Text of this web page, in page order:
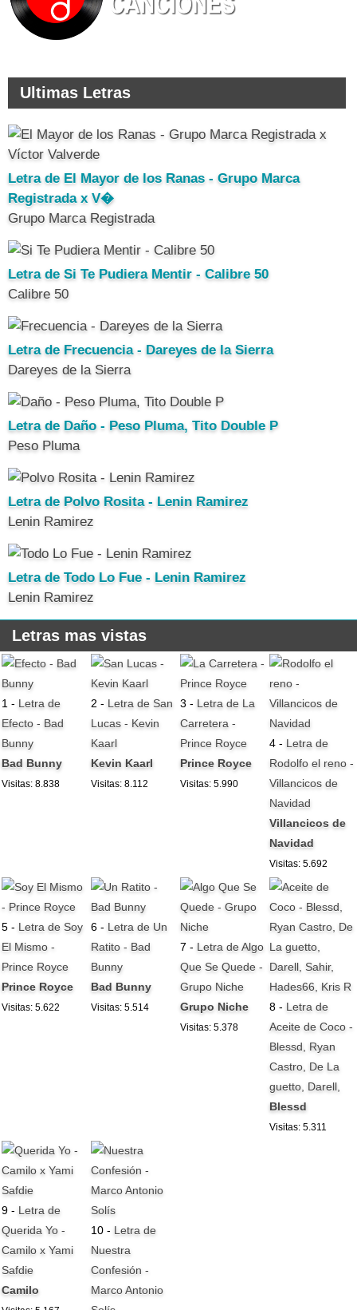
Ultimas Letras
Letra de El Mayor de los Ranas - Grupo Marca
Registrada x V�
Grupo Marca Registrada
Letra de Si Te Pudiera Mentir - Calibre 50
Calibre 50
Letra de Frecuencia - Dareyes de la Sierra
Dareyes de la Sierra
Letra de Daño - Peso Pluma, Tito Double P
Peso Pluma
Letra de Polvo Rosita - Lenin Ramirez
Lenin Ramirez
Letra de Todo Lo Fue - Lenin Ramirez
Lenin Ramirez
Letras mas vistas
1 - Letra de
Efecto - Bad
Bunny
Bad Bunny
Visitas: 8.838
2 - Letra de San
Lucas - Kevin
Kaarl
Kevin Kaarl
Visitas: 8.112
3 - Letra de La
Carretera -
Prince Royce
Prince Royce
Visitas: 5.990
4 - Letra de
Rodolfo el reno -
Villancicos de
Navidad
Villancicos de
Navidad
Visitas: 5.692
5 - Letra de Soy
El Mismo -
Prince Royce
Prince Royce
Visitas: 5.622
6 - Letra de Un
Ratito - Bad
Bunny
Bad Bunny
Visitas: 5.514
7 - Letra de Algo
Que Se Quede -
Grupo Niche
Grupo Niche
Visitas: 5.378
8 - Letra de
Aceite de Coco -
Blessd, Ryan
Castro, De La
guetto, Darell,
Blessd
Visitas: 5.311
9 - Letra de
Querida Yo -
Camilo x Yami
Safdie
Camilo
10 - Letra de
Nuestra
Confesión -
Marco Antonio